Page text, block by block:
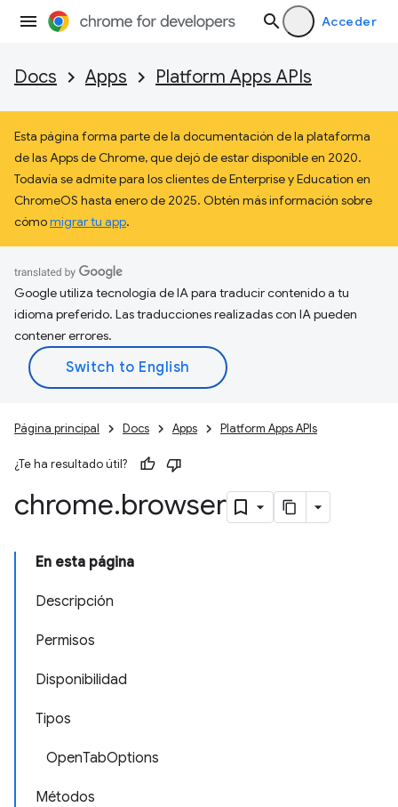
Acceder
Docs Apps Platform Apps APIs
Esta página forma parte de la documentación de la plataforma
de las Apps de Chrome, que dejó de estar disponible en 2020.
Todavía se admite para los clientes de Enterprise y Education en
ChromeOS hasta enero de 2025. Obtén más información sobre
cómomigrar tu app.
Google utiliza tecnología de IA para traducir contenido a tu
idioma preferido. Las traducciones realizadas con IA pueden
contener errores.
Página principal Docs Apps Platform Apps APIs
¿Te ha resultado útil?
chrome.browser
En esta página
Descripción
Permisos
Disponibilidad
Tipos
OpenTabOptions
Métodos